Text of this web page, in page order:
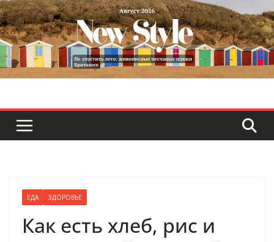
Skip
to
content
ЕДА ЗДОРОВЬЕ
Как есть хлеб, рис и